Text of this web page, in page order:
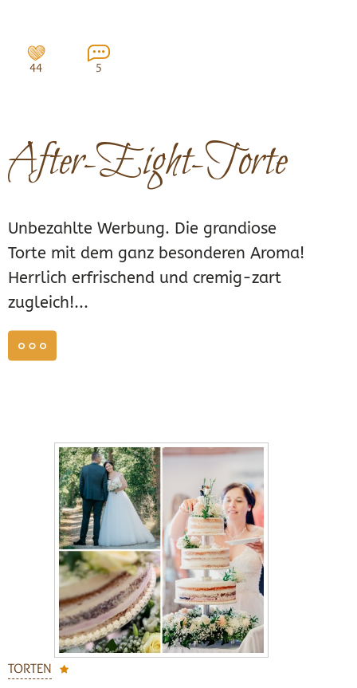
44 5
After-Eight-Torte
Unbezahlte Werbung. Die grandiose
Torte mit dem ganz besonderen Aroma!
Herrlich erfrischend und cremig-zart
zugleich!...
TORTEN